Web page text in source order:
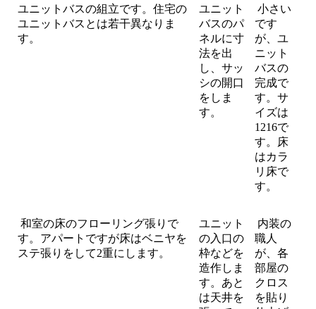
ユニットバスの組立です。住宅の
ユニットバスとは若干異なりま
す。
ユニット
バスのパ
ネルに寸
法を出
し、サッ
シの開口
をしま
す。
小さい
です
が、ユ
ニット
バスの
完成で
す。サ
イズは
1216で
す。床
はカラ
リ床で
す。
和室の床のフローリング張りで
す。アパートですが床はベニヤを
ステ張りをして2重にします。
ユニット
の入口の
枠などを
造作しま
す。あと
は天井を
内装の
職人
が、各
部屋の
クロス
を貼り